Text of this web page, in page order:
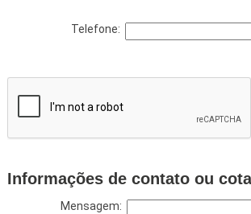
Telefone:
Informações de contato ou
Mensagem: